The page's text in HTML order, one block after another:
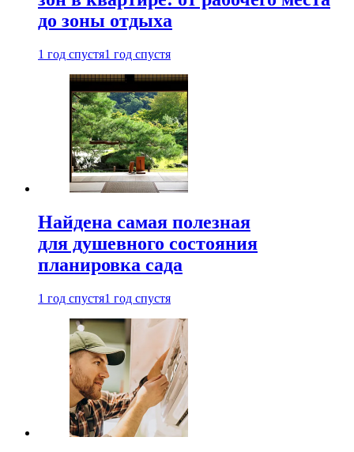
до зоны отдыха
1 год спустя1 год спустя
Найдена самая полезная
для душевного состояния
планировка сада
1 год спустя1 год спустя